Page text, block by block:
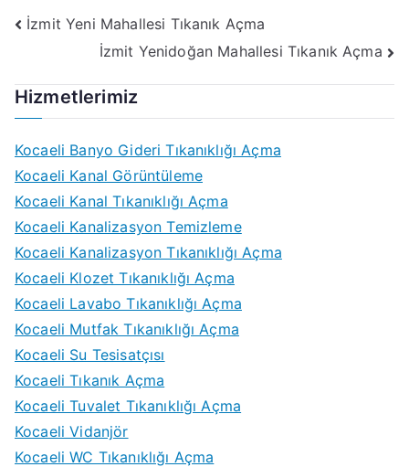
Yazı
gezinmesi
İzmit Yeni Mahallesi Tıkanık Açma
İzmit Yenidoğan Mahallesi Tıkanık Açma
Hizmetlerimiz
Kocaeli Banyo Gideri Tıkanıklığı Açma
Kocaeli Kanal Görüntüleme
Kocaeli Kanal Tıkanıklığı Açma
Kocaeli Kanalizasyon Temizleme
Kocaeli Kanalizasyon Tıkanıklığı Açma
Kocaeli Klozet Tıkanıklığı Açma
Kocaeli Lavabo Tıkanıklığı Açma
Kocaeli Mutfak Tıkanıklığı Açma
Kocaeli Su Tesisatçısı
Kocaeli Tıkanık Açma
Kocaeli Tuvalet Tıkanıklığı Açma
Kocaeli Vidanjör
Kocaeli WC Tıkanıklığı Açma